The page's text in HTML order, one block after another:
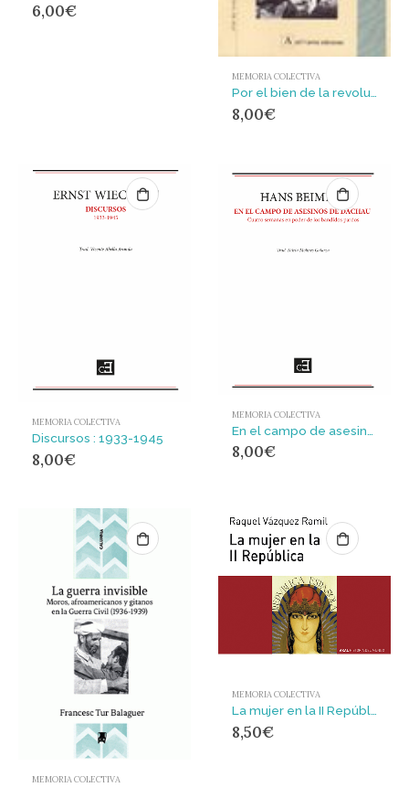
6,00€
MEMORIA COLECTIVA
8,00€
MEMORIA COLECTIVA
Discursos : 1933-1945
8,00€
MEMORIA COLECTIVA
8,00€
MEMORIA COLECTIVA
MEMORIA COLECTIVA
8,50€